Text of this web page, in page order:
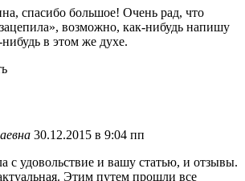
спасибо большое! Очень рад, что
возможно, как-нибудь напишу
в этом же духе.
30.12.2015 в 9:04 пп
с удовольствие и вашу статью, и отзывы.
Этим путем прошли все